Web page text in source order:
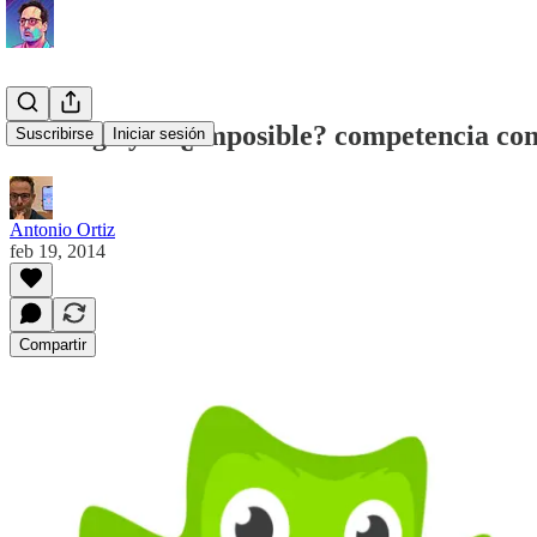
Suscribirse Iniciar sesión
Duolingo y la ¿imposible? competencia
Antonio Ortiz
feb 19, 2014
Compartir